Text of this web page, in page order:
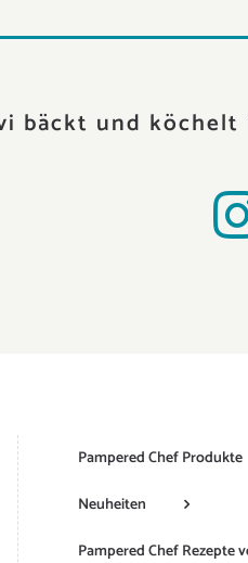
bäckt und köchelt
Pampered Chef Produkte
Neuheiten
Pampered Chef Rezepte